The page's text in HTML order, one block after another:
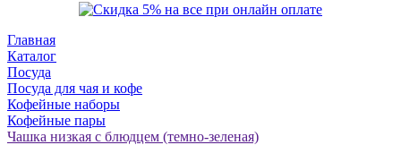
Главная
Каталог
Посуда
Посуда для чая и кофе
Кофейные наборы
Кофейные пары
Чашка низкая с блюдцем (темно-зеленая)